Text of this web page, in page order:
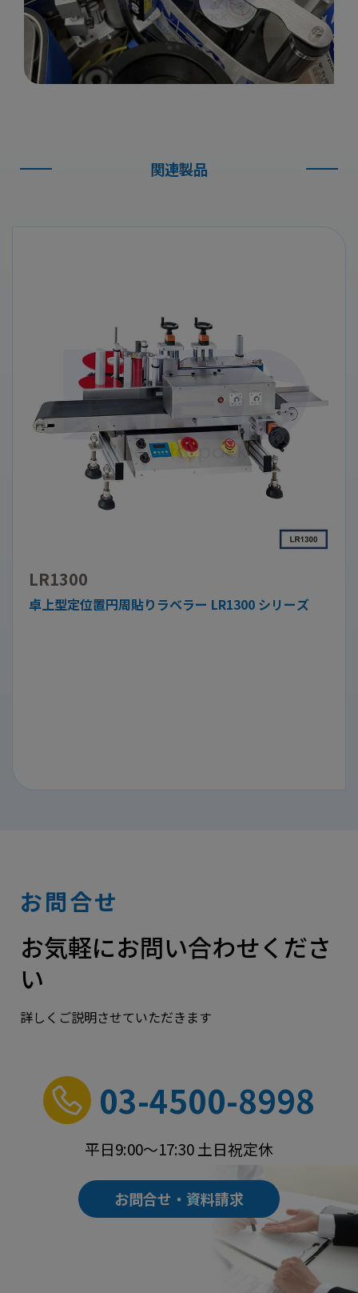
関連製品
LR1300
卓上型定位置円周貼りラベラー LR1300 シリーズ
お問合せ
お気軽にお問い合わせくださ
い
詳しくご説明させていただきます
03-4500-8998
平日9:00～17:30 土日祝定休
お問合せ・資料請求